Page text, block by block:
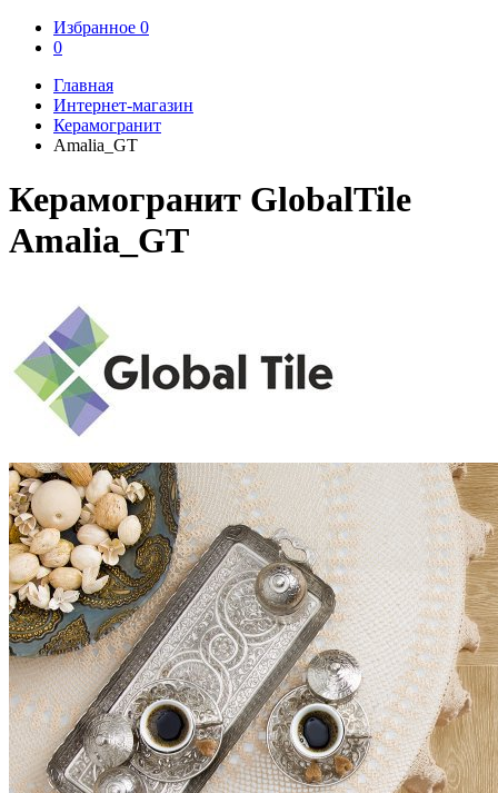
Избранное 0
0
Главная
Интернет-магазин
Керамогранит
Amalia_GT
Керамогранит GlobalTile
Amalia_GT